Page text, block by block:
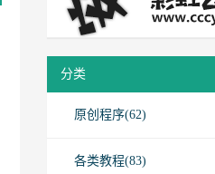
分类
原创程序(62)
各类教程(83)